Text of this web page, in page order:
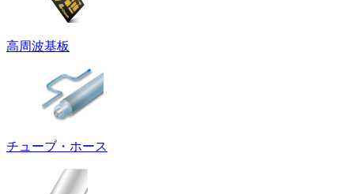
高周波基板
チューブ・ホース